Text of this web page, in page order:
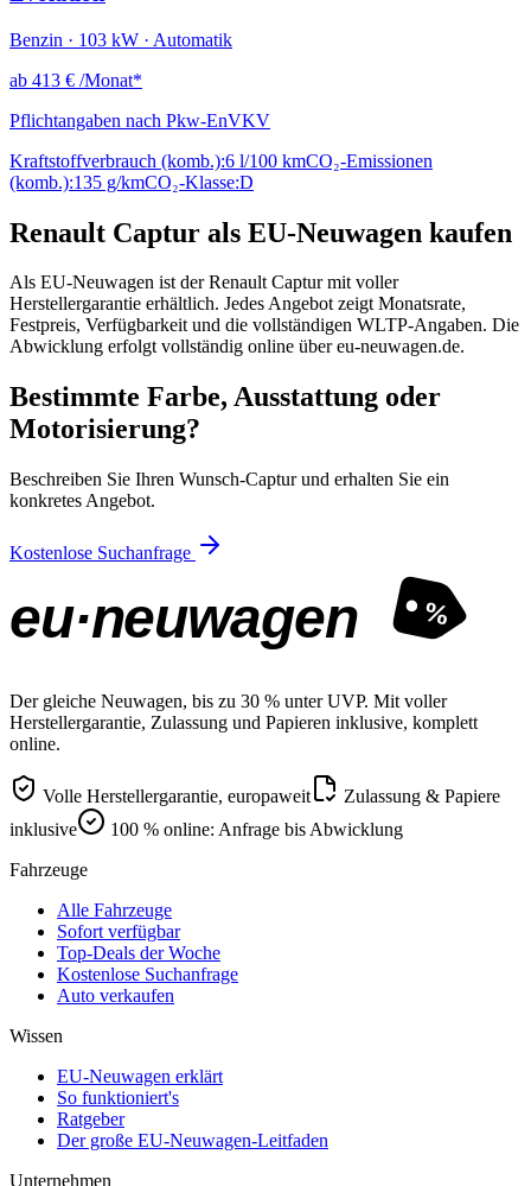
Benzin · 103 kW · Automatik
ab 413 € /Monat*
Pflichtangaben nach Pkw-EnVKV
Kraftstoffverbrauch (komb.):6 l/100 kmCO₂-Emissionen
(komb.):135 g/kmCO₂-Klasse:D
Renault Captur als EU-Neuwagen kaufen
Als EU-Neuwagen ist der Renault Captur mit voller
Herstellergarantie erhältlich. Jedes Angebot zeigt Monatsrate,
Festpreis, Verfügbarkeit und die vollständigen WLTP-Angaben. Die
Abwicklung erfolgt vollständig online über eu-neuwagen.de.
Bestimmte Farbe, Ausstattung oder
Motorisierung?
Beschreiben Sie Ihren Wunsch-Captur und erhalten Sie ein
konkretes Angebot.
Kostenlose Suchanfrage
eu·neuwagen %
Der gleiche Neuwagen, bis zu 30 % unter UVP. Mit voller
Herstellergarantie, Zulassung und Papieren inklusive, komplett
online.
Volle Herstellergarantie, europaweit
Zulassung & Papiere
inklusive
100 % online: Anfrage bis Abwicklung
Fahrzeuge
Alle Fahrzeuge
Sofort verfügbar
Top-Deals der Woche
Kostenlose Suchanfrage
Auto verkaufen
Wissen
EU-Neuwagen erklärt
So funktioniert's
Ratgeber
Der große EU-Neuwagen-Leitfaden
Unternehmen